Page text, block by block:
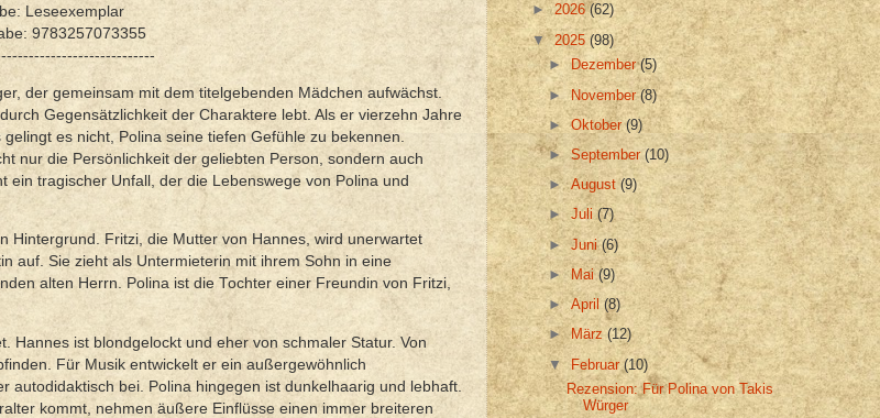
Leseexemplar
9783257073355
der gemeinsam mit dem titelgebenden Mädchen aufwächst.
Gegensätzlichkeit der Charaktere lebt. Als er vierzehn Jahre
es nicht, Polina seine tiefen Gefühle zu bekennen.
nur die Persönlichkeit der geliebten Person, sondern auch
tragischer Unfall, der die Lebenswege von Polina und
Hintergrund. Fritzi, die Mutter von Hannes, wird unerwartet
auf. Sie zieht als Untermieterin mit ihrem Sohn in eine
alten Herrn. Polina ist die Tochter einer Freundin von Fritzi,
Hannes ist blondgelockt und eher von schmaler Statur. Von
Für Musik entwickelt er ein außergewöhnlich
bei. Polina hingegen ist dunkelhaarig und lebhaft.
kommt, nehmen äußere Einflüsse einen immer breiteren
►2026(62)
▼2025(98)
►Dezember(5)
►November(8)
►Oktober(9)
►September(10)
►August(9)
►Juli(7)
►Juni(6)
►Mai(9)
►April(8)
►März(12)
▼ Februar(10)
Rezension: Für Polina von Takis
Würger